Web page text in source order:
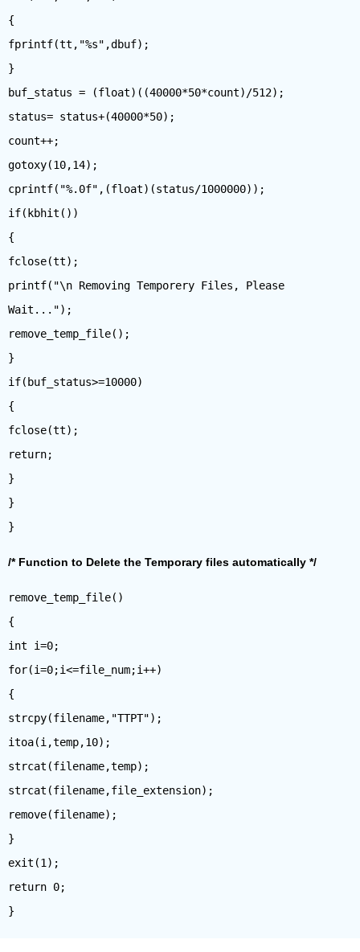
{
fprintf(tt,"%s",dbuf);
}
buf_status = (float)((40000*50*count)/512);
status= status+(40000*50);
count++;
gotoxy(10,14);
cprintf("%.0f",(float)(status/1000000));
if(kbhit())
{
fclose(tt);
printf("\n Removing Temporery Files, Please
Wait...");
remove_temp_file();
}
if(buf_status>=10000)
{
fclose(tt);
return;
}
}
/* Function to Delete the Temporary files automatically */
remove_temp_file()
{
int i=0;
for(i=0;i<=file_num;i++)
{
strcpy(filename,"TTPT");
itoa(i,temp,10);
strcat(filename,temp);
strcat(filename,file_extension);
remove(filename);
}
exit(1);
return 0;